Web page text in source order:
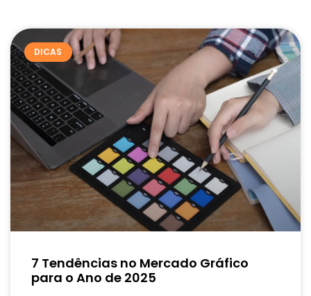
DICAS
7 Tendências no Mercado Gráfico
para o Ano de 2025